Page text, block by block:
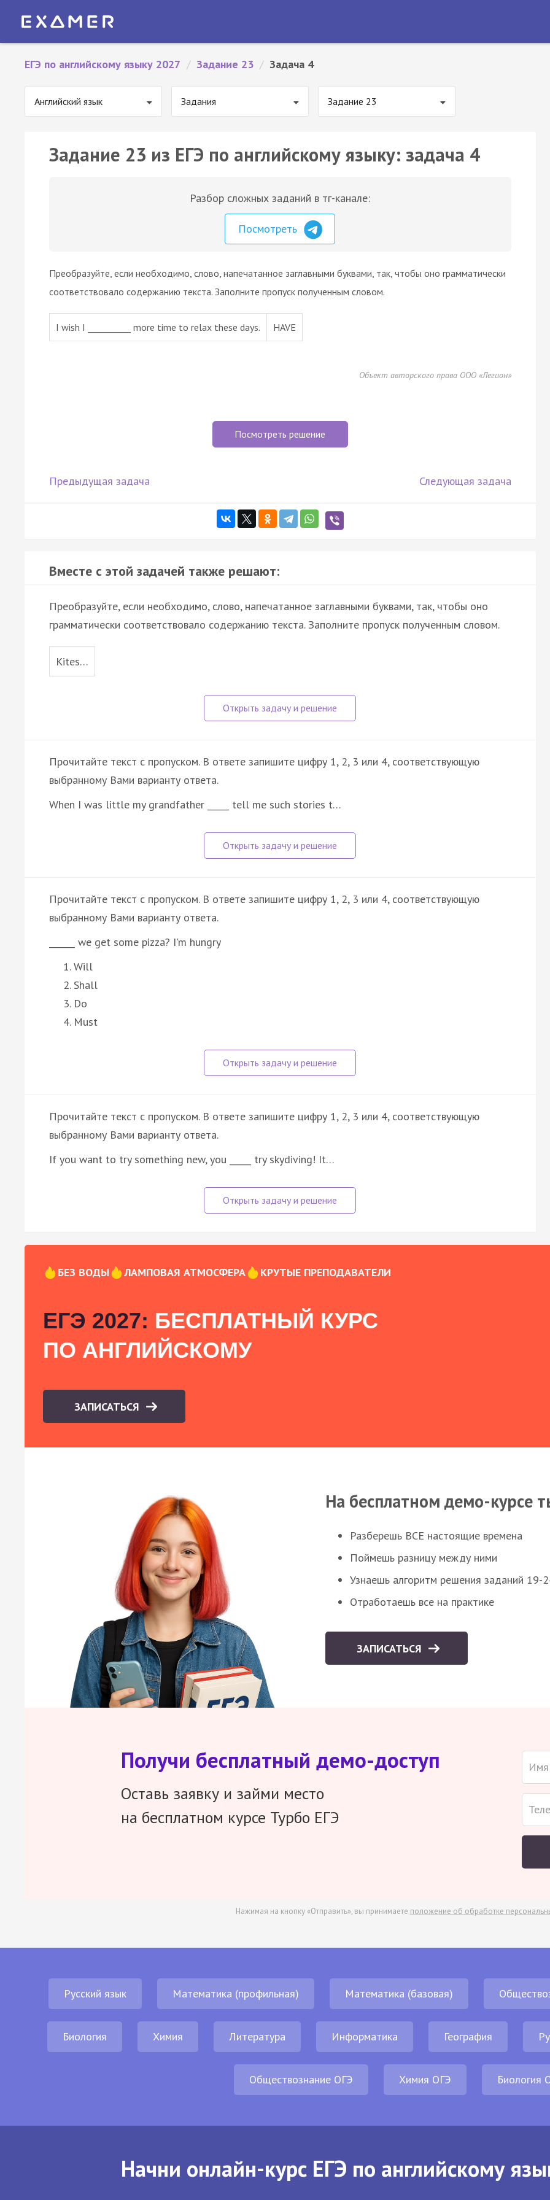
ЕГЭ по английскому языку 2027 / Задание 23 / Задача 4
Английский язык Задания Задание 23
Задание 23 из ЕГЭ по английскому языку: задача 4
Разбор сложных заданий в тг-канале:
Посмотреть
Преобразуйте, если необходимо, слово, напечатанное заглавными буквами, так, чтобы оно грамматически
соответствовало содержанию текста. Заполните пропуск полученным словом.
I wish I __________ more time to relax these days. HAVE
Объект авторского права ООО «Легион»
Посмотреть решение
Предыдущая задача Следующая задача
Вместе с этой задачей также решают:
Преобразуйте, если необходимо, слово, напечатанное заглавными буквами, так, чтобы оно
грамматически соответствовало содержанию текста. Заполните пропуск полученным словом.
Kites…
Прочитайте текст с пропуском. В ответе запишите цифру 1, 2, 3 или 4, соответствующую
выбранному Вами варианту ответа.
When I was little my grandfather _____ tell me such stories t…
Прочитайте текст с пропуском. В ответе запишите цифру 1, 2, 3 или 4, соответствующую
выбранному Вами варианту ответа.
______ we get some pizza? I'm hungry
Will
Shall
Do
Must
Прочитайте текст с пропуском. В ответе запишите цифру 1, 2, 3 или 4, соответствующую
выбранному Вами варианту ответа.
If you want to try something new, you _____ try skydiving! It…
БЕЗ ВОДЫ ЛАМПОВАЯ АТМОСФЕРА КРУТЫЕ ПРЕПОДАВАТЕЛИ
ЕГЭ 2027: БЕСПЛАТНЫЙ КУРС
ПО АНГЛИЙСКОМУ
ЗАПИСАТЬСЯ
На бесплатном демо-курсе
Разберешь ВСЕ настоящие времена
Поймешь разницу между ними
Узнаешь алгоритм решения заданий 19-
Отработаешь все на практике
ЗАПИСАТЬСЯ
Получи бесплатный демо-доступ
Оставь заявку и займи место
на бесплатном курсе Турбо ЕГЭ
Нажимая на кнопку «Отправить», вы принимаете положение об обработке
Русский язык Математика (профильная) Математика (базовая)
Биология Химия Литература Информатика География
Обществознание ОГЭ Химия ОГЭ Биология
Начни онлайн-курс ЕГЭ по английскому